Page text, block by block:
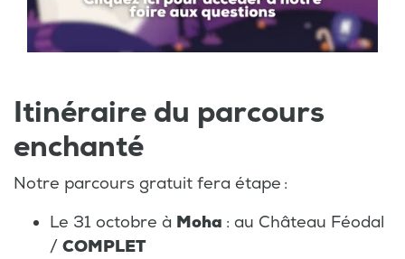
Itinéraire du parcours
enchanté
Notre parcours gratuit fera étape :
Le 31 octobre à Moha : au Château Féodal
/ COMPLET